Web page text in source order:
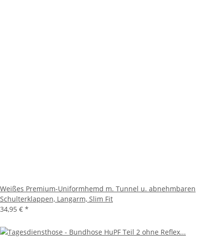
Weißes Premium-Uniformhemd m. Tunnel u. abnehmbaren
Schulterklappen, Langarm, Slim Fit
34,95 € *